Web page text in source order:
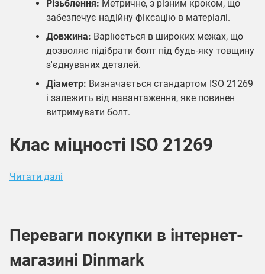
Різьблення: Метричне, з різним кроком, що
забезпечує надійну фіксацію в матеріалі.
Довжина: Варіюється в широких межах, що
дозволяє підібрати болт під будь-яку товщину
з'єднуваних деталей.
Діаметр: Визначається стандартом ISO 21269
і залежить від навантаження, яке повинен
витримувати болт.
Клас міцності ISO 21269
Читати далі
Переваги покупки в інтернет-
магазині Dinmark